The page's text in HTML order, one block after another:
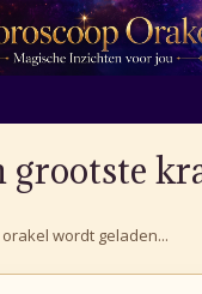
grootste
orakel wordt geladen...